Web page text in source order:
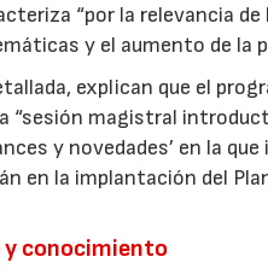
“por la relevancia
y el aumento de la
explican que el
“sesión magistral
y novedades’ en la
en la implantación del
y conocimiento